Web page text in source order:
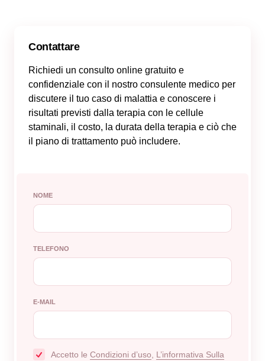
Contattare
Richiedi un consulto online gratuito e
confidenziale con il nostro consulente medico per
discutere il tuo caso di malattia e conoscere i
risultati previsti dalla terapia con le cellule
staminali, il costo, la durata della terapia e ciò che
il piano di trattamento può includere.
NOME
TELEFONO
E-MAIL
Accetto le Сondizioni d’uso
L’informativa Sulla